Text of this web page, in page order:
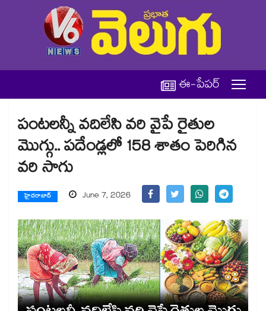
ఈ-పేపర్
పంటలన్నీ వదిలేసి వరి వైపే రైతుల
మొగ్గు.. పదేండ్లలో 158 శాతం పెరిగిన
వరి సాగు
హైదరాబాద్ June 7, 2026